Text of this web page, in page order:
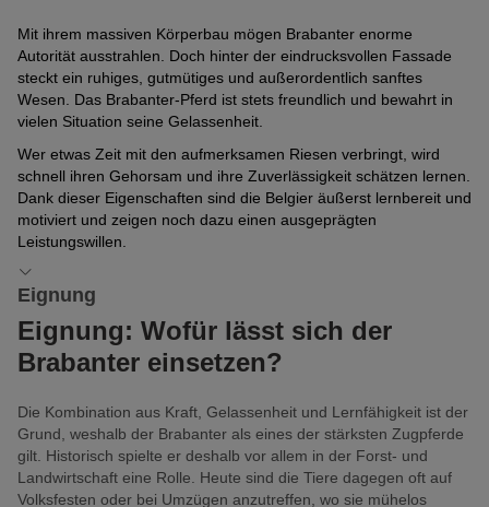
Mit ihrem massiven Körperbau mögen Brabanter enorme
Autorität ausstrahlen. Doch hinter der eindrucksvollen Fassade
steckt ein ruhiges, gutmütiges und außerordentlich sanftes
Wesen. Das Brabanter-Pferd ist stets freundlich und bewahrt in
vielen Situation seine Gelassenheit.
Wer etwas Zeit mit den aufmerksamen Riesen verbringt, wird
schnell ihren Gehorsam und ihre Zuverlässigkeit schätzen lernen.
Dank dieser Eigenschaften sind die Belgier äußerst lernbereit und
motiviert und zeigen noch dazu einen ausgeprägten
Leistungswillen.
Eignung
Eignung: Wofür lässt sich der
Brabanter einsetzen?
Die Kombination aus Kraft, Gelassenheit und Lernfähigkeit ist der
Grund, weshalb der Brabanter als eines der stärksten Zugpferde
gilt. Historisch spielte er deshalb vor allem in der Forst- und
Landwirtschaft eine Rolle. Heute sind die Tiere dagegen oft auf
Volksfesten oder bei Umzügen anzutreffen, wo sie mühelos